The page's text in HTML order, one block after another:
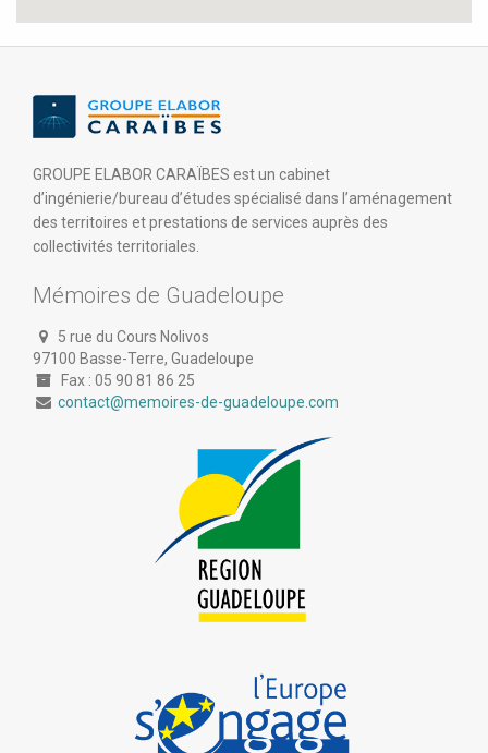
GROUPE ELABOR CARAÏBES est un cabinet
d’ingénierie/bureau d’études spécialisé dans l’aménagement
des territoires et prestations de services auprès des
collectivités territoriales.
Mémoires de Guadeloupe
5 rue du Cours Nolivos
97100 Basse-Terre, Guadeloupe
Fax : 05 90 81 86 25
contact@memoires-de-guadeloupe.com